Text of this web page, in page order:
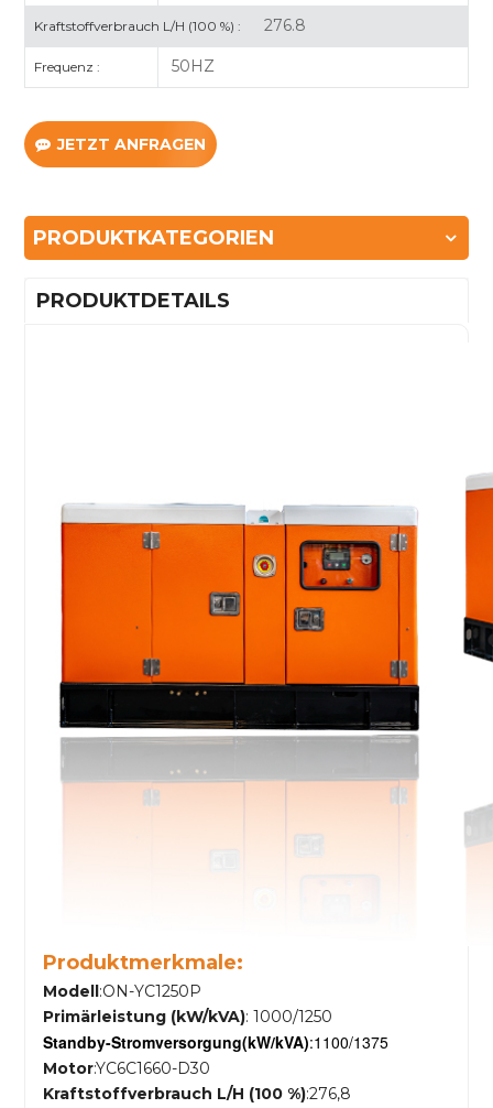
Kraftstoffverbrauch L/H (100 %) : 276.8
Frequenz : 50HZ
JETZT ANFRAGEN
PRODUKTKATEGORIEN
PRODUKTDETAILS
Produktmerkmale:
Modell:ON-YC1250P
Primärleistung (kW/kVA): 1000/1250
Standby-Stromversorgung(kW/kVA):1100/1375
Motor:YC6C1660-D30
Kraftstoffverbrauch L/H (100 %):276,8